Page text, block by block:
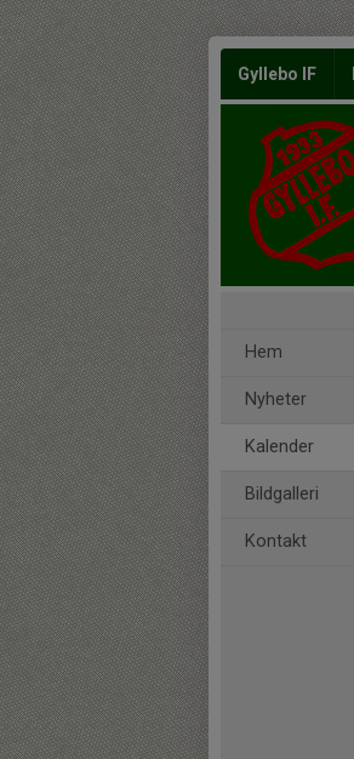
Gyllebo IF
Hem
Nyheter
Kalender
Bildgalleri
Kontakt